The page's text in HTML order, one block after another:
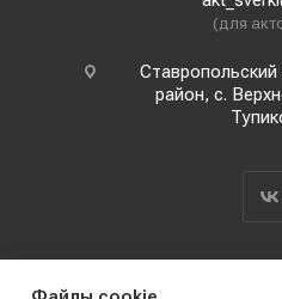
(для
район, с.